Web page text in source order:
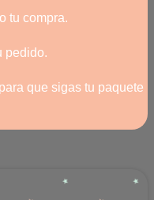
tu compra.
pedido.
que sigas tu paquete